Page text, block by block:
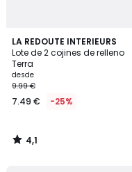
LA REDOUTE INTERIEURS
Lote de 2 cojines de relleno
Terra
desde
9.99 €
7.49 € -25%
4,1
/ 5
4,1
/